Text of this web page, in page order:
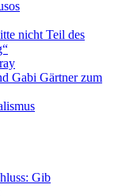
nicht Teil des
Gabi Gärtner zum
Gib